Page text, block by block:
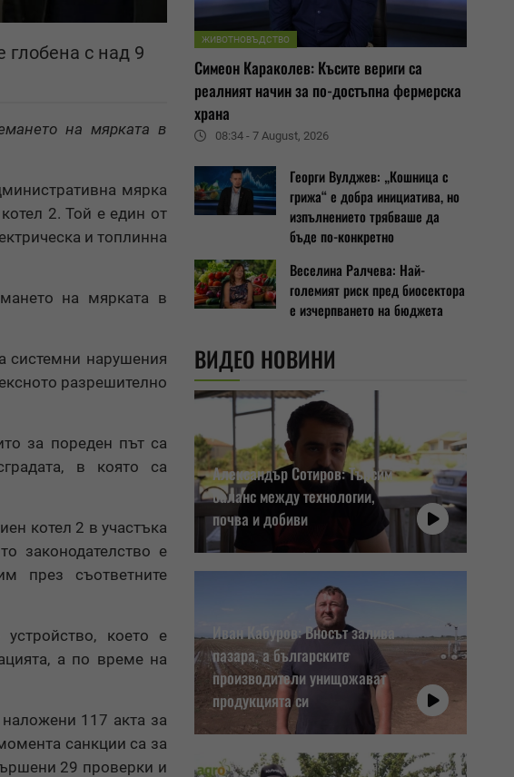
с над 9
на мярката в
мярка
2. Той е един от
и топлинна
на мярката в
системни нарушения
разрешително
за пореден път са
в която са
котел 2 в участъка
законодателство е
през съответните
което е
а по време на
117 акта за
санкции са за
29 проверки и
ЖИВОТНОВЪДСТВО
Симеон Караколев: Късите вериги са
реалният начин за по-достъпна фермерска
храна
08:34 - 7 August, 2026
Георги Вулджев: „Кошница с
грижа“ е добра инициатива, но
изпълнението трябваше да
бъде по-конкретно
Веселина Ралчева: Най-
големият риск пред биосектора
е изчерпването на бюджета
ВИДЕО НОВИНИ
Александър Сотиров: Търсим
баланс между технологии,
почва и добиви
Иван Кабуров: Вносът залива
пазара, а българските
производители унищожават
продукцията си